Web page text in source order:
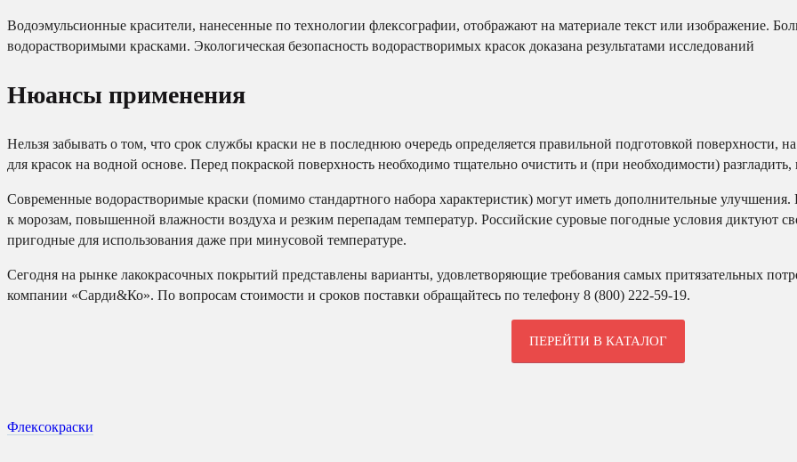
Водоэмульсионные красители, нанесенные по технологии флексографии, отображают на материале текст или изображение.
водорастворимыми красками. Экологическая безопасность водорастворимых красок доказана результатами исследований
Нюансы применения
Нельзя забывать о том, что срок службы краски не в последнюю очередь определяется правильной подготовкой поверхности,
для красок на водной основе. Перед покраской поверхность необходимо тщательно очистить и (при необходимости)
Современные водорастворимые краски (помимо стандартного набора характеристик) могут иметь дополнительные
к морозам, повышенной влажности воздуха и резким перепадам температур. Российские суровые погодные условия диктуют
пригодные для использования даже при минусовой температуре.
Сегодня на рынке лакокрасочных покрытий представлены варианты, удовлетворяющие требования самых притязательных
компании «Сарди&Ко». По вопросам стоимости и сроков поставки обращайтесь по телефону 8 (800) 222-59-19.
ПЕРЕЙТИ В КАТАЛОГ
Флексокраски